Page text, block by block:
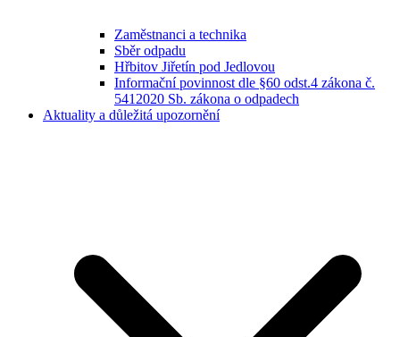
Zaměstnanci a technika
Sběr odpadu
Hřbitov Jiřetín pod Jedlovou
Informační povinnost dle §60 odst.4 zákona č.
5412020 Sb. zákona o odpadech
Aktuality a důležitá upozornění